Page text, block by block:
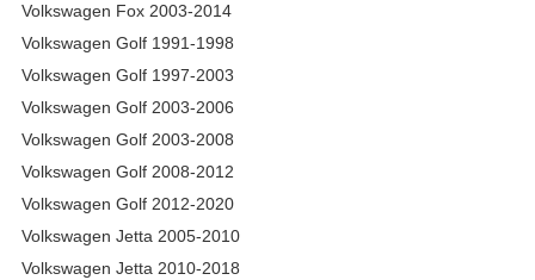
Volkswagen Fox 2003-2014
Volkswagen Golf 1991-1998
Volkswagen Golf 1997-2003
Volkswagen Golf 2003-2006
Volkswagen Golf 2003-2008
Volkswagen Golf 2008-2012
Volkswagen Golf 2012-2020
Volkswagen Jetta 2005-2010
Volkswagen Jetta 2010-2018